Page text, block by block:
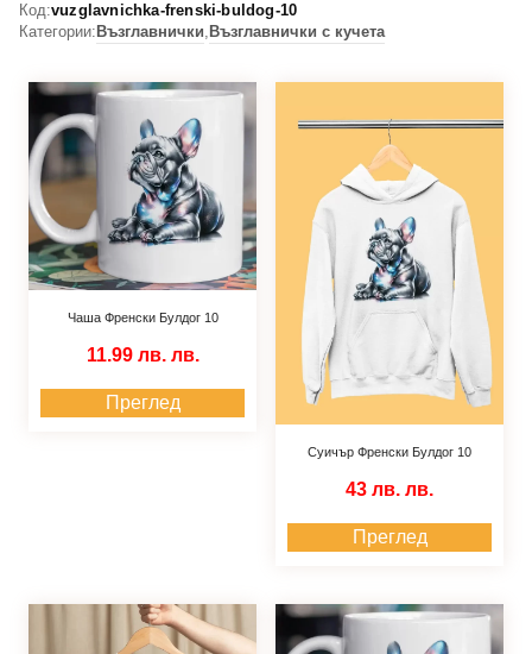
Код:vuzglavnichka-frenski-buldog-10
Категории: Възглавнички, Възглавнички с кучета
Чаша Френски Булдог 10
11.99 лв. лв.
Преглед
Суичър Френски Булдог 10
43 лв. лв.
Преглед